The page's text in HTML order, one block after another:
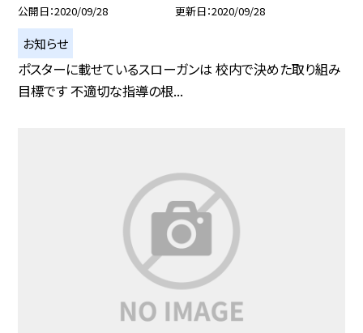
公開日 2020/09/28 更新日 2020/09/28
お知らせ
ポスターに載せているスローガンは 校内で決めた取り組み
目標です 不適切な指導の根...